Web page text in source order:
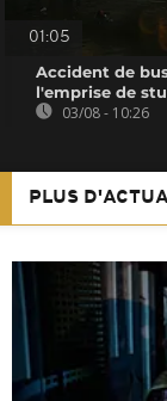
01:05
Accident de
l'emprise de
03/08 - 10:26
PLUS